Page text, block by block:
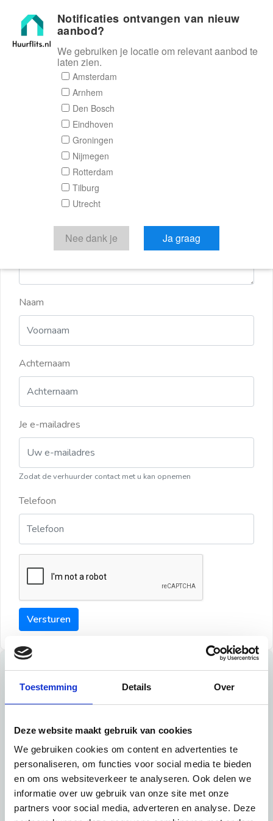
Toestemming Details Over
Deze website maakt gebruik van cookies
We gebruiken cookies om content en advertenties te
personaliseren, om functies voor social media te bieden
en om ons websiteverkeer te analyseren. Ook delen we
informatie over uw gebruik van onze site met onze
partners voor social media, adverteren en analyse. Deze
Huurflits
Reactieformulier
Huurflits
Verstuur je bericht
Door een bericht te sturen kom je in contact met de
aanbieder of makelaar van de woning.
Naam
Achternaam
Je e-mailadres
Zodat de verhuurder contact met u kan opnemen
Telefoon
Versturen
Tips
Tip 1:
Schrijf een duidelijke introductie en geef de volgende
informatie mee:
Ben je student, werkachtig of werkzoekend
Notificaties ontvangen van nieuw
aanbod?
We gebruiken je locatie om relevant aanbod te
laten zien.
Amsterdam
Arnhem
Den Bosch
Eindhoven
Groningen
Nijmegen
Rotterdam
Tilburg
Utrecht
Nee dank je Ja graag